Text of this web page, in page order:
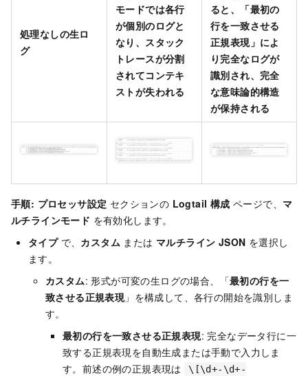
処理なしの生ロ
グ
モードでは各行
が個別のログと
なり、スタック
トレースが分割
されてコンテキ
ストが失われる
ると、「最初の
行を一致させる
正規表現」によ
り完全なログが
識別され、完全
な意味論的構造
が保持される
手順: プロセッサ設定 セクションの Logtail 構成 ページで、 マ
ルチラインモード を有効化します。
タイプで、 カスタム または マルチライン JSON を選択し
ます。
カスタム: 形式が可変の生ログの場合、「最初の行を一
致させる正規表現」を構成して、各行の開始を識別しま
す。
最初の行を一致させる正規表現: 完全なデータ行に一
致する正規表現を自動生成または手動で入力しま
す。前述の例の正規表現は
\[\d+-\d+-